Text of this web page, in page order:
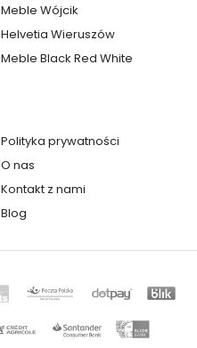
Meble Wójcik
Helvetia Wieruszów
Meble Black Red White
Polityka prywatności
O nas
Kontakt z nami
Blog